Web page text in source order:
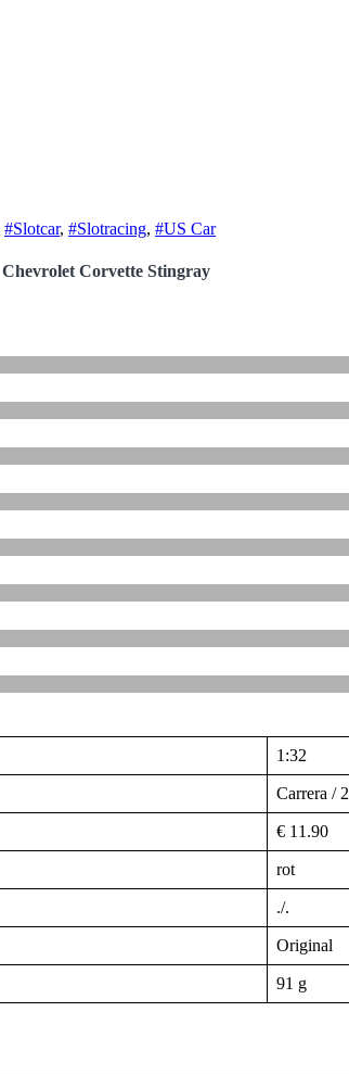
#Slotcar, #Slotracing, #US Car
Chevrolet Corvette Stingray
1:32
Carrera /
€ 11.90
rot
./.
Original
91 g